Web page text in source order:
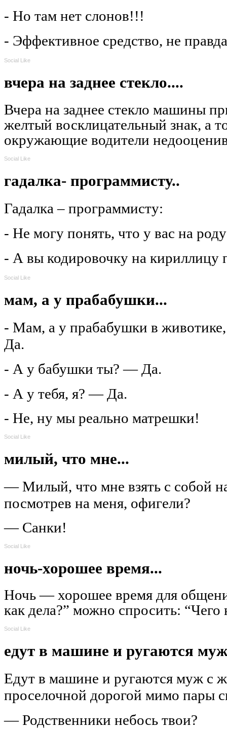
- Но там нет слонов!!!
- Эффективное средство, не
Social Like
вчера на заднее стекло....
Вчера на заднее стекло машины
желтый восклицательный знак, а
окружающие водители
Social Like
гадалка- программисту..
Гадалка – программисту:
- Не могу понять, что у вас на
- А вы кодировочку на
Social Like
мам, а у прабабушки...
- Мам, а у прабабушки в
Да.
- А у бабушки ты? — Да.
- А у тебя, я? — Да.
- Не, ну мы реально матрешки!
Social Like
милый, что мне...
— Милый, что мне взять с собой
посмотрев на меня, офигели?
— Санки!
Social Like
ночь-хорошее время...
Ночь — хорошее время для
как дела?” можно спросить: “Чего
Social Like
едут в машине и ругаются
Едут в машине и ругаются муж с
проселочной дорогой мимо пары
— Родственники небось твои?